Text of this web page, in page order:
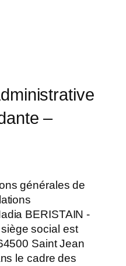
–
générales de
BERISTAIN -
social est
Saint Jean
le cadre des